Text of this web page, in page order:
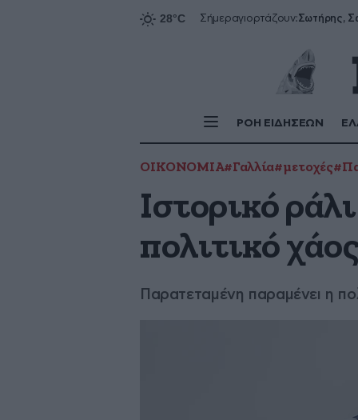
Σήμεραγιορτάζουν:
ΡΟΗ ΕΙΔΗΣΕΩΝ
ΟΙΚΟΝΟΜΙΑ#Γαλλία#μετοχές
Ιστορικό
πολιτικό
Παρατεταμένη παραμένει η